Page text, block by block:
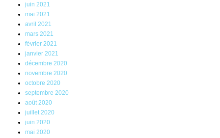
juin 2021
mai 2021
avril 2021
mars 2021
février 2021
janvier 2021
décembre 2020
novembre 2020
octobre 2020
septembre 2020
août 2020
juillet 2020
juin 2020
mai 2020